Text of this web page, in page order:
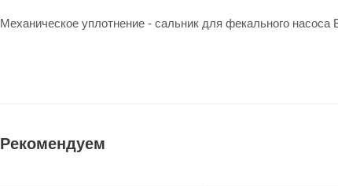
Механическое уплотнение - сальник для фекального насоса
Рекомендуем